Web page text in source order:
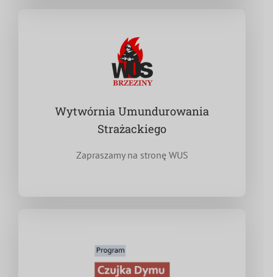
Wytwórnia Umundurowania
Strażackiego
Zapraszamy na stronę WUS